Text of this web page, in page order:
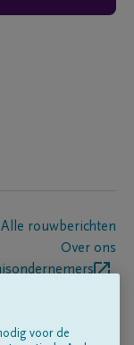
Alle rouwberichten
Over ons
voor de